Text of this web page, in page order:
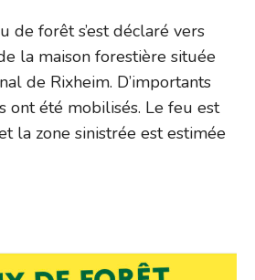
de forêt s’est déclaré vers
la maison forestière située
de Rixheim. D’importants
ont été mobilisés. Le feu est
la zone sinistrée est estimée